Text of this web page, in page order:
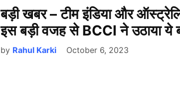
बड़ी खबर – टीम इंडिया और
इस बड़ी वजह से BCCI ने उठाया ये
by Rahul Karki October 6, 2023